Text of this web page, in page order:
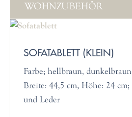
WOHNZUBEHÖR
SOFATABLETT (KLEIN)
Farbe; hellbraun,
Breite: 44,5 cm, Höhe: 24
und Leder